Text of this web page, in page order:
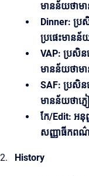
មានន័យថាម
Dinner: ប្
ប្រផេះមាន
VAP: ប្រសិន
មានន័យថាមា
SAF: ប្រសិន
មានន័យថាភ្ញ
កែ/Edit: អនុញ្
សញ្ញាធីកពណ៌ប្
History